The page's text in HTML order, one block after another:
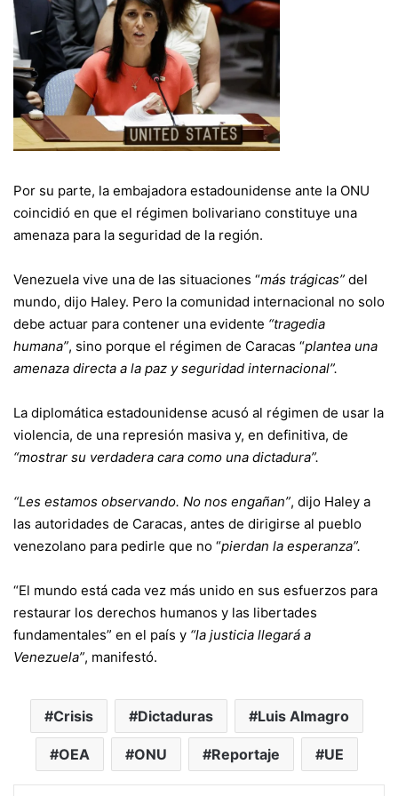
Por su parte, la embajadora estadounidense ante la ONU
coincidió en que el régimen bolivariano constituye una
amenaza para la seguridad de la región.
Venezuela vive una de las situaciones “más trágicas” del
mundo, dijo Haley. Pero la comunidad internacional no solo
debe actuar para contener una evidente “tragedia
humana”, sino porque el régimen de Caracas “plantea una
amenaza directa a la paz y seguridad internacional”.
La diplomática estadounidense acusó al régimen de usar la
violencia, de una represión masiva y, en definitiva, de
“mostrar su verdadera cara como una dictadura”.
“Les estamos observando. No nos engañan”, dijo Haley a
las autoridades de Caracas, antes de dirigirse al pueblo
venezolano para pedirle que no “pierdan la esperanza”.
“El mundo está cada vez más unido en sus esfuerzos para
restaurar los derechos humanos y las libertades
fundamentales” en el país y “la justicia llegará a
Venezuela”, manifestó.
Crisis Dictaduras Luis Almagro
OEA ONU Reportaje UE